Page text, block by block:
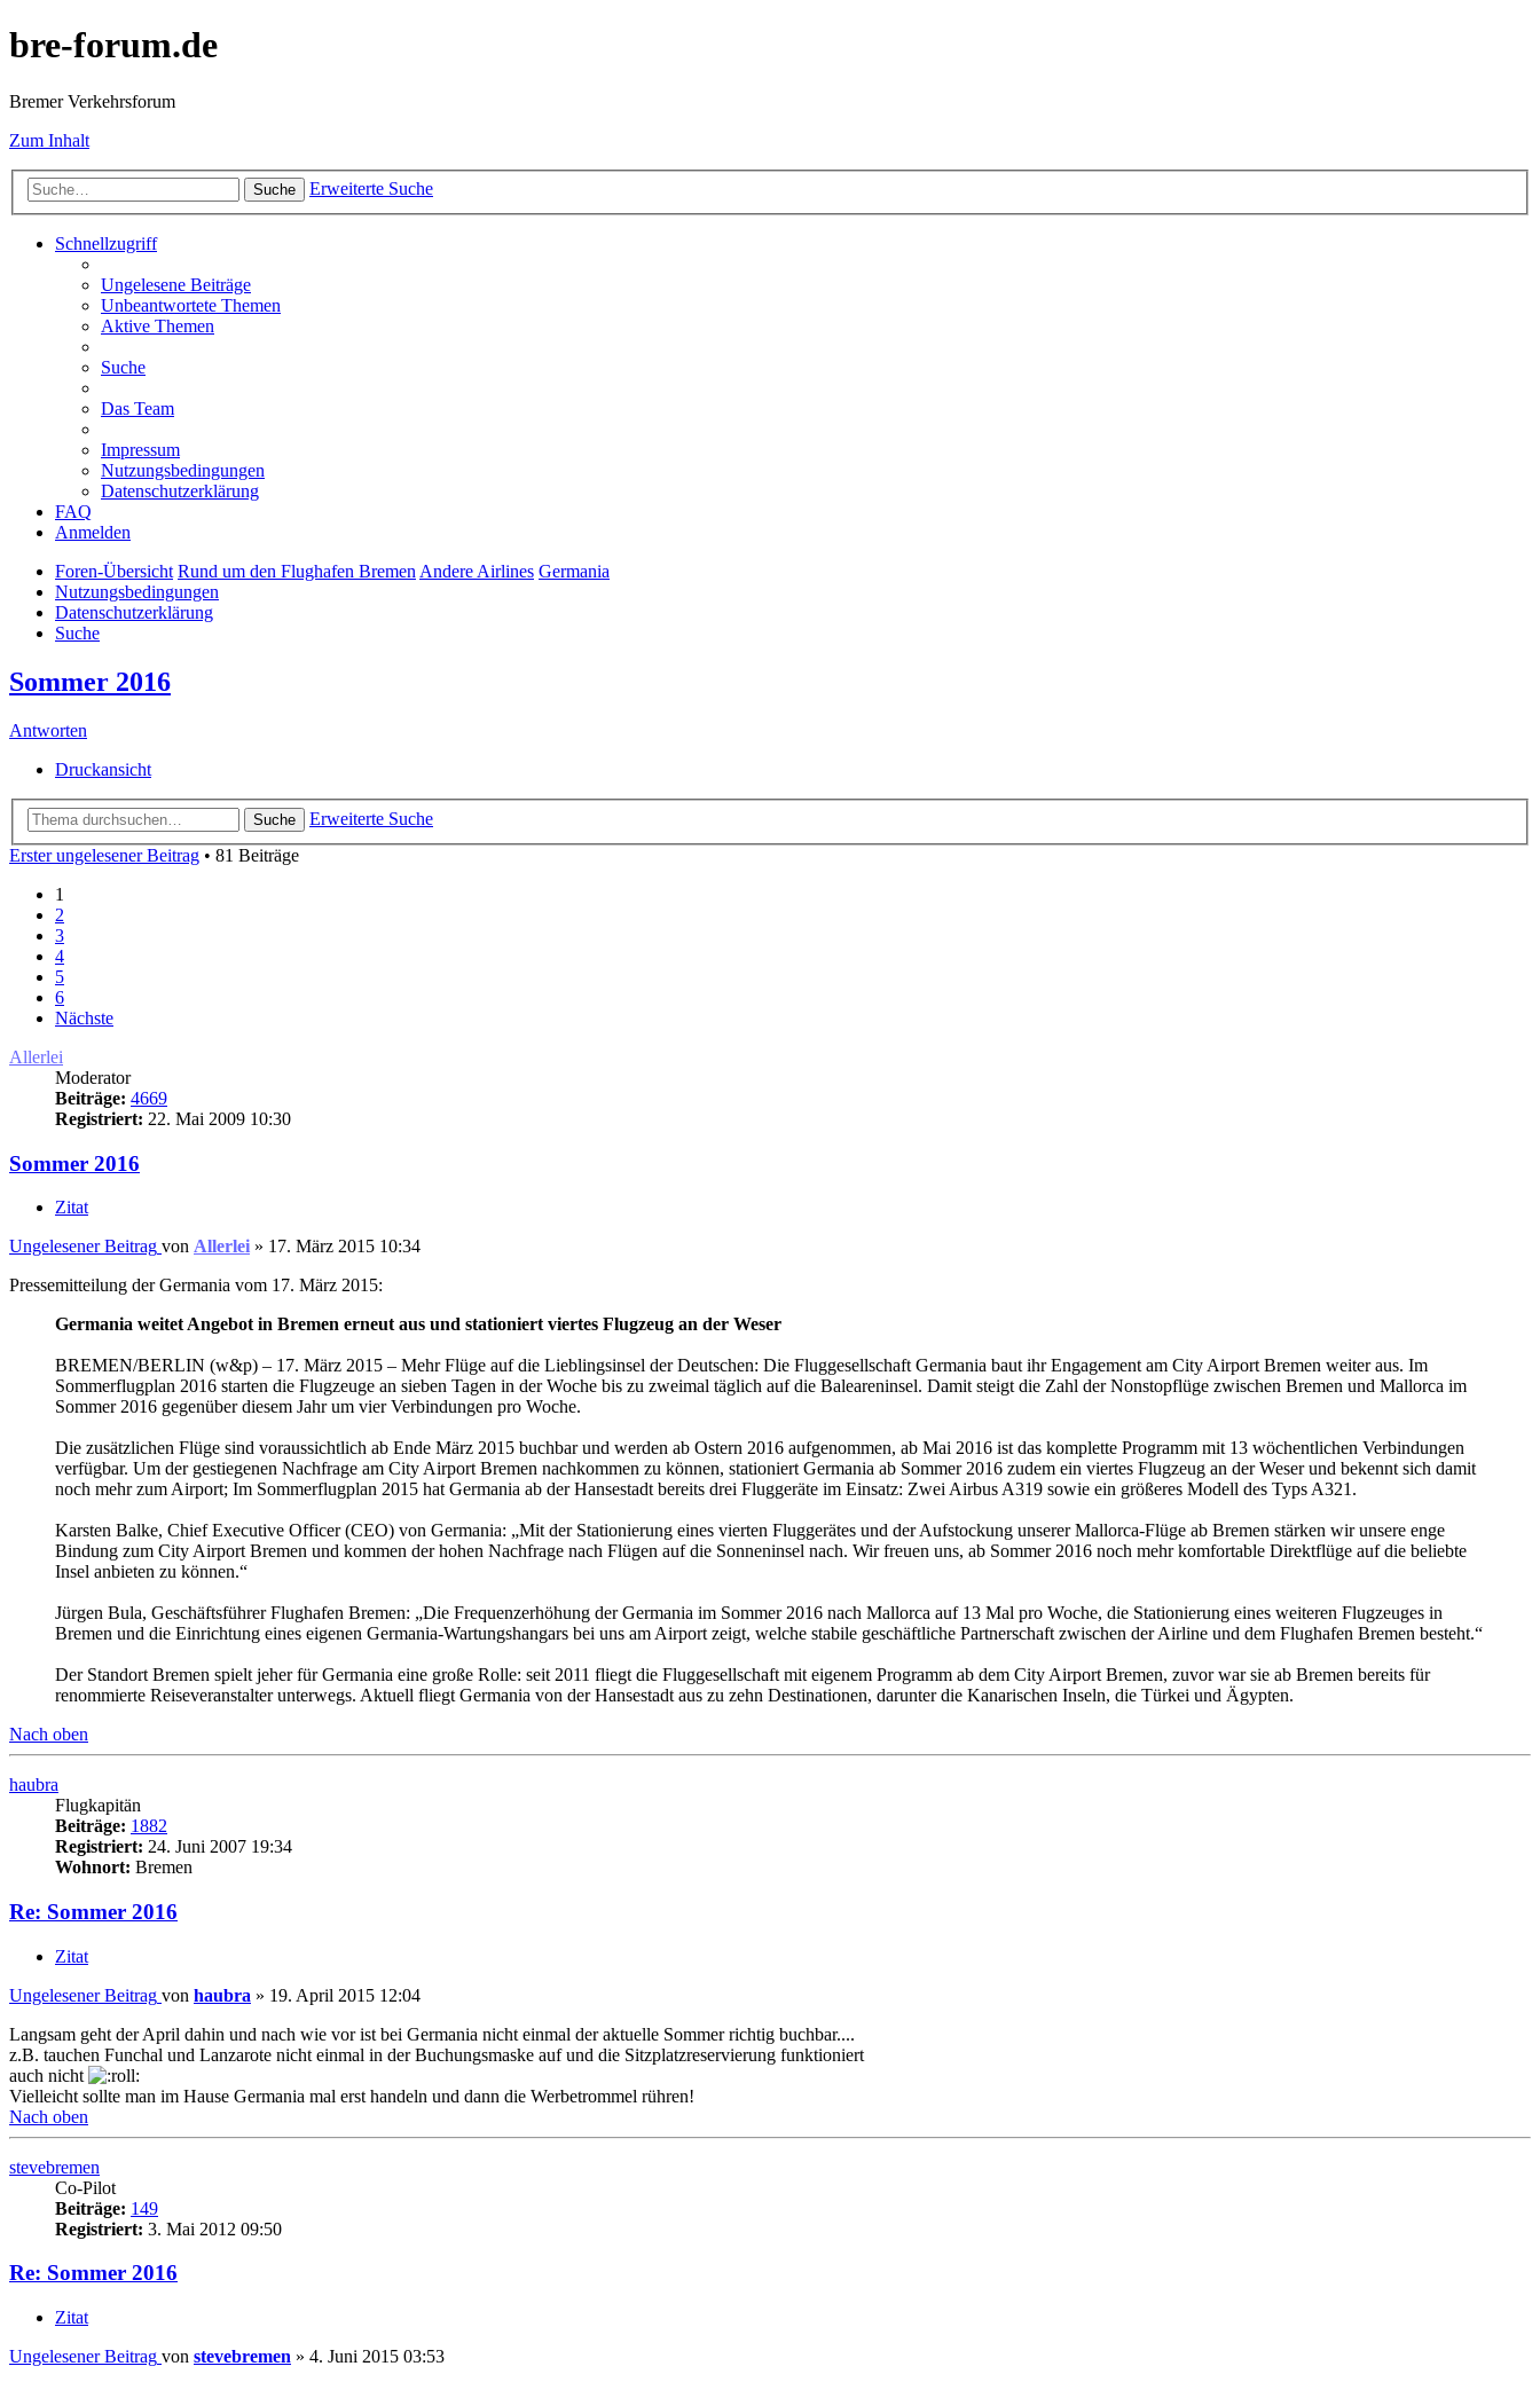
bre-forum.de
Bremer Verkehrsforum
Zum Inhalt
Suche Erweiterte Suche
Schnellzugriff
Ungelesene Beiträge
Unbeantwortete Themen
Aktive Themen
Suche
Das Team
Impressum
Nutzungsbedingungen
Datenschutzerklärung
FAQ
Anmelden
Foren-Übersicht Rund um den Flughafen BremenAndere Airlines Germania
Nutzungsbedingungen
Datenschutzerklärung
Suche
Sommer 2016
Antworten
Druckansicht
Suche
Erweiterte Suche
Erster ungelesener Beitrag • 81 Beiträge
1
2
3
4
5
6
Nächste
Allerlei
Moderator
Beiträge: 4669
Registriert: 22. Mai 2009 10:30
Sommer 2016
Zitat
Ungelesener Beitrag von Allerlei » 17. März 2015 10:34
Pressemitteilung der Germania vom 17. März 2015:
Germania weitet Angebot in Bremen erneut aus und stationiert viertes Flugzeug an der Weser
BREMEN/BERLIN (w&p) – 17. März 2015 – Mehr Flüge auf die Lieblingsinsel der Deutschen: Die Fluggesellschaft Germania baut ihr Engagement am City Airport Bremen weiter aus. Im
Sommerflugplan 2016 starten die Flugzeuge an sieben Tagen in der Woche bis zu zweimal täglich auf die Baleareninsel. Damit steigt die Zahl der Nonstopflüge zwischen Bremen und Mallorca im
Sommer 2016 gegenüber diesem Jahr um vier Verbindungen pro Woche.
Die zusätzlichen Flüge sind voraussichtlich ab Ende März 2015 buchbar und werden ab Ostern 2016 aufgenommen, ab Mai 2016 ist das komplette Programm mit 13 wöchentlichen Verbindungen
verfügbar. Um der gestiegenen Nachfrage am City Airport Bremen nachkommen zu können, stationiert Germania ab Sommer 2016 zudem ein viertes Flugzeug an der Weser und bekennt sich damit
noch mehr zum Airport; Im Sommerflugplan 2015 hat Germania ab der Hansestadt bereits drei Fluggeräte im Einsatz: Zwei Airbus A319 sowie ein größeres Modell des Typs A321.
Karsten Balke, Chief Executive Officer (CEO) von Germania: „Mit der Stationierung eines vierten Fluggerätes und der Aufstockung unserer Mallorca-Flüge ab Bremen stärken wir unsere enge
Bindung zum City Airport Bremen und kommen der hohen Nachfrage nach Flügen auf die Sonneninsel nach. Wir freuen uns, ab Sommer 2016 noch mehr komfortable Direktflüge auf die beliebte
Insel anbieten zu können.“
Jürgen Bula, Geschäftsführer Flughafen Bremen: „Die Frequenzerhöhung der Germania im Sommer 2016 nach Mallorca auf 13 Mal pro Woche, die Stationierung eines weiteren Flugzeuges in
Bremen und die Einrichtung eines eigenen Germania-Wartungshangars bei uns am Airport zeigt, welche stabile geschäftliche Partnerschaft zwischen der Airline und dem Flughafen Bremen besteht.“
Der Standort Bremen spielt jeher für Germania eine große Rolle: seit 2011 fliegt die Fluggesellschaft mit eigenem Programm ab dem City Airport Bremen, zuvor war sie ab Bremen bereits für
renommierte Reiseveranstalter unterwegs. Aktuell fliegt Germania von der Hansestadt aus zu zehn Destinationen, darunter die Kanarischen Inseln, die Türkei und Ägypten.
Nach oben
haubra
Flugkapitän
Beiträge: 1882
Registriert: 24. Juni 2007 19:34
Wohnort: Bremen
Re: Sommer 2016
Zitat
Ungelesener Beitrag von haubra » 19. April 2015 12:04
Langsam geht der April dahin und nach wie vor ist bei Germania nicht einmal der aktuelle Sommer richtig buchbar....
z.B. tauchen Funchal und Lanzarote nicht einmal in der Buchungsmaske auf und die Sitzplatzreservierung funktioniert
auch nicht
Vielleicht sollte man im Hause Germania mal erst handeln und dann die Werbetrommel rühren!
Nach oben
stevebremen
Co-Pilot
Beiträge: 149
Registriert: 3. Mai 2012 09:50
Re: Sommer 2016
Zitat
Ungelesener Beitrag von stevebremen » 4. Juni 2015 03:53